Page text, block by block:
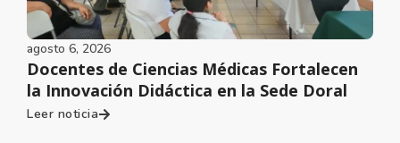
agosto 6, 2026
Docentes de Ciencias Médicas Fortalecen
la Innovación Didáctica en la Sede Doral
Leer noticia